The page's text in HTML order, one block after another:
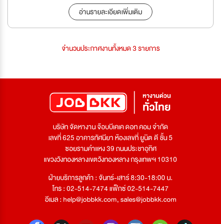
อ่านรายละเอียดเพิ่มเติม
จำนวนประกาศงานทั้งหมด 3 รายการ
บริษัท จัดหางาน จ๊อบบีเคเค ดอท คอม จำกัด
เลขที่ 625 อาคารทัศนียา ห้องเลขที่ ยูนิต ดี ชั้น 5
ซอยรามคำแหง 39 ถนนประชาอุทิศ
แขวงวังทองหลางเขตวังทองหลาง กรุงเทพฯ 10310
ฝ่ายบริการลูกค้า : จันทร์-เสาร์ 8:30-18:00 น.
โทร : 02-514-7474 แฟ็กซ์ 02-514-7447
อีเมล :help@jobbkk.com,sales@jobbkk.com